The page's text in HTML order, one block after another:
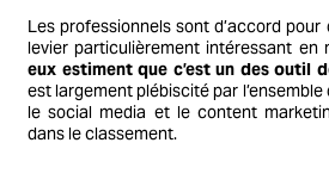
Les professionnels sont d’accord pour
levier particulièrement intéressant en
eux estiment que c’est un des outil
est largement plébiscité par
le social media et le content
dans le classement.